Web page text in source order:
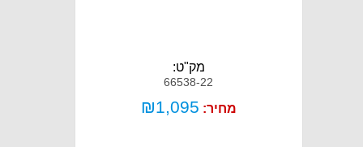
מק"ט:
66538-22
מחיר: ₪1,095